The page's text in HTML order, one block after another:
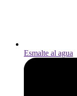
Esmalte al agua